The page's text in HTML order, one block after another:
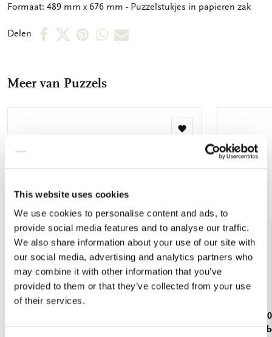
This website uses cookies
We use cookies to personalise content and ads, to
provide social media features and to analyse our traffic.
We also share information about your use of our site with
our social media, advertising and analytics partners who
may combine it with other information that you’ve
provided to them or that they’ve collected from your use
of their services.
Formaat: 489 mm x 676 mm - Puzzelstukjes in papieren zak
Delen
DeelDeelDeelDeelDeel
Meer van Puzzels
Toevoegen
verlanglijst
Puzzel
Kolk,